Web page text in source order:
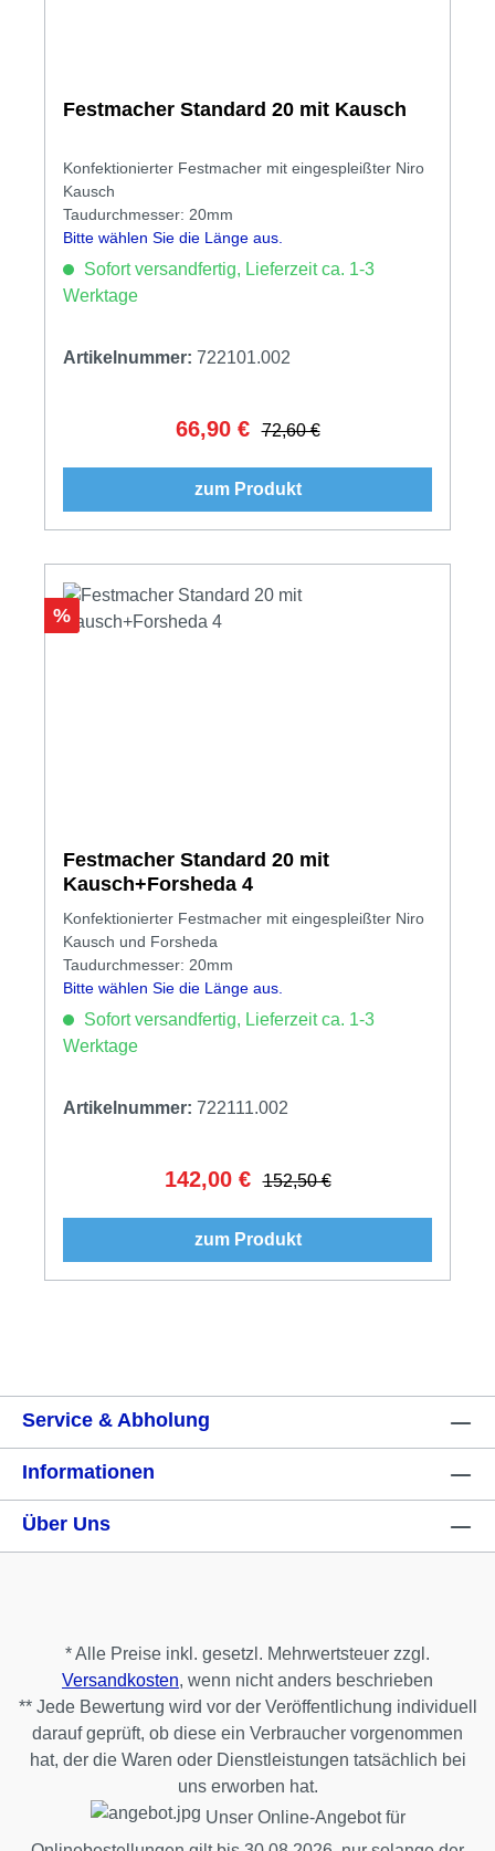
Festmacher Standard 20 mit Kausch
Konfektionierter Festmacher mit eingespleißter Niro
Kausch
Taudurchmesser: 20mm
Bitte wählen Sie die Länge aus.
Sofort versandfertig, Lieferzeit ca. 1-3
Werktage
Artikelnummer: 722101.002
Verkaufspreis:
66,90 € Regulärer Preis:
72,60 €
zum Produkt
Rabatt
%
Festmacher Standard 20 mit
Kausch+Forsheda 4
Konfektionierter Festmacher mit eingespleißter Niro
Kausch und Forsheda
Taudurchmesser: 20mm
Bitte wählen Sie die Länge aus.
Sofort versandfertig, Lieferzeit ca. 1-3
Werktage
Artikelnummer: 722111.002
Verkaufspreis:
142,00 € Regulärer Preis:
152,50 €
zum Produkt
Service & Abholung
Informationen
Über Uns
* Alle Preise inkl. gesetzl. Mehrwertsteuer zzgl.
Versandkosten, wenn nicht anders beschrieben
** Jede Bewertung wird vor der Veröffentlichung individuell
darauf geprüft, ob diese ein Verbraucher vorgenommen
hat, der die Waren oder Dienstleistungen tatsächlich bei
uns erworben hat.
Unser Online-Angebot für